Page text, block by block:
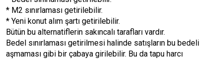
* M2 sınırlaması getirilebilir.
* Yeni konut alım şartı getirilebilir.
Bütün bu alternatiflerin sakıncalı tarafları vardır.
Bedel sınırlaması getirilmesi halinde satışların bu bedeli
aşmaması gibi bir çabaya girilebilir. Bu da tapu harcı